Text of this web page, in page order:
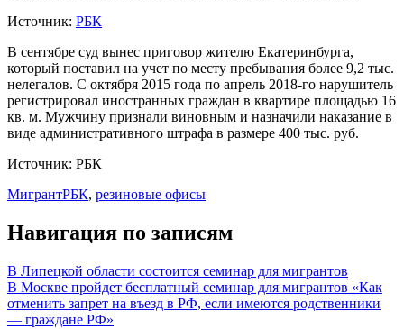
Источник: РБК
В сентябре суд вынес приговор жителю Екатеринбурга,
который поставил на учет по месту пребывания более 9,2 тыс.
нелегалов. С октября 2015 года по апрель 2018-го нарушитель
регистрировал иностранных граждан в квартире площадью 16
кв. м. Мужчину признали виновным и назначили наказание в
виде административного штрафа в размере 400 тыс. руб.
Источник: РБК
МигрантРБК, резиновые офисы
Навигация по записям
В Липецкой области состоится семинар для мигрантов
В Москве пройдет бесплатный семинар для мигрантов «Как
отменить запрет на въезд в РФ, если имеются родственники
— граждане РФ»